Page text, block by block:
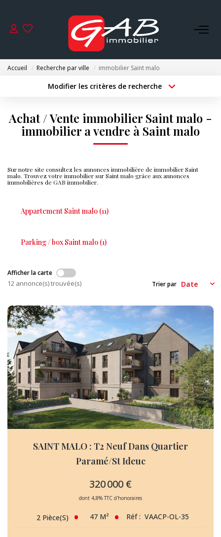
ACHETER
SYNDIC
GESTION
Accueil Recherche par ville immobilier Saint malo
Modifier les critères de recherche
Sélectionnez...
Type de bien
Surface min
Créer une alerte
Achat / Vente immobilier Saint malo -
immobilier a vendre à Saint malo
Sur notre site consultez les annonces immobilière de immobilier Saint
malo. Trouvez votre immobilier sur Saint malo grâce aux annonces
immobilières de GAB immobilier.
Appartement Saint malo (11)
Parking / box Saint malo (1)
Afficher la carte
12 annonce(s) trouvée(s) Trier par
SAINT MALO : T2 Neuf Dans Quartier
Paramé/St Ideuc
320 000 €
dont 4,8% TTC d'honoraires
2 Pièce(s) 47 M² Réf : VAACP-OL-35